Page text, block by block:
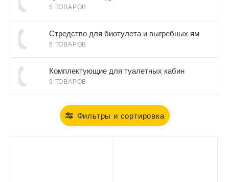
5 ТОВАРОВ
Стредство для биотулета и выгребных ям
6 ТОВАРОВ
Комплектующие для туалетных кабин
9 ТОВАРОВ
Фильтры и сортировка